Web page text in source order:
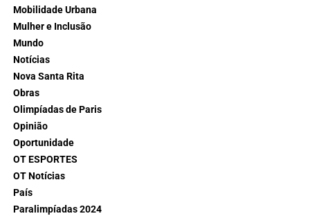
Mobilidade Urbana
Mulher e Inclusão
Mundo
Notícias
Nova Santa Rita
Obras
Olimpíadas de Paris
Opinião
Oportunidade
OT ESPORTES
OT Notícias
País
Paralimpíadas 2024